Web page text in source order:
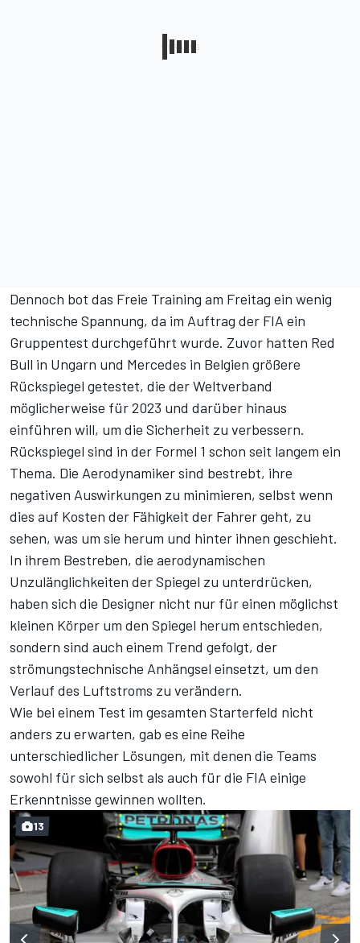
Dennoch bot das Freie Training am Freitag ein wenig
technische Spannung, da im Auftrag der FIA ein
Gruppentest durchgeführt wurde. Zuvor hatten Red
Bull in Ungarn und Mercedes in Belgien größere
Rückspiegel getestet, die der Weltverband
möglicherweise für 2023 und darüber hinaus
einführen will, um die Sicherheit zu verbessern.
Rückspiegel sind in der Formel 1 schon seit langem ein
Thema. Die Aerodynamiker sind bestrebt, ihre
negativen Auswirkungen zu minimieren, selbst wenn
dies auf Kosten der Fähigkeit der Fahrer geht, zu
sehen, was um sie herum und hinter ihnen geschieht.
In ihrem Bestreben, die aerodynamischen
Unzulänglichkeiten der Spiegel zu unterdrücken,
haben sich die Designer nicht nur für einen möglichst
kleinen Körper um den Spiegel herum entschieden,
sondern sind auch einem Trend gefolgt, der
strömungstechnische Anhängsel einsetzt, um den
Verlauf des Luftstroms zu verändern.
Wie bei einem Test im gesamten Starterfeld nicht
anders zu erwarten, gab es eine Reihe
unterschiedlicher Lösungen, mit denen die Teams
sowohl für sich selbst als auch für die FIA einige
Erkenntnisse gewinnen wollten.
13